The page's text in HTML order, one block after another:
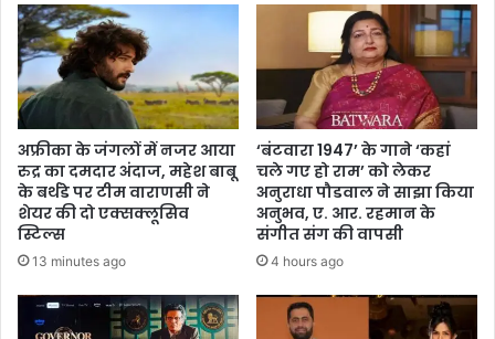
अफ्रीका के जंगलों में नजर आया
रुद्र का दमदार अंदाज, महेश बाबू
के बर्थडे पर टीम वाराणसी ने
शेयर की दो एक्सक्लूसिव
स्टिल्स
13 minutes ago
‘बंटवारा 1947’ के गाने ‘कहां
चले गए हो राम’ को लेकर
अनुराधा पौडवाल ने साझा किया
अनुभव, ए. आर. रहमान के
संगीत संग की वापसी
4 hours ago